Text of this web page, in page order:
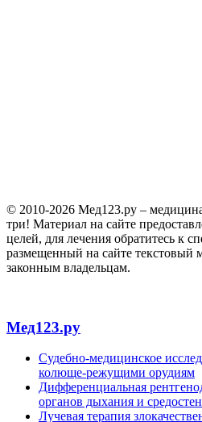
© 2010-2026 Мед123.ру –
три! Материал на сайте
целей, для лечения обратитесь к
размещенный на сайте текстовый
законным владельцам.
Мед123.ру
Судебно-медицинское
колюще-режущими орудиям
Дифференциальная
органов дыхания и
Лучевая терапия